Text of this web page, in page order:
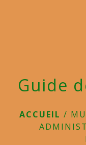
Guide
ACCUEIL /